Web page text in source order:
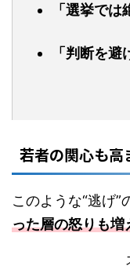
「選挙では
「判断を避
若者の関心も高
このような“逃げ
った層の怒りも増